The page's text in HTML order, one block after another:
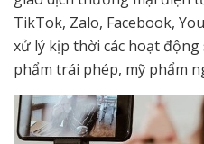
TikTok, Zalo, Facebook,
xử lý kịp thời các hoạt
phẩm trái phép, mỹ phẩm